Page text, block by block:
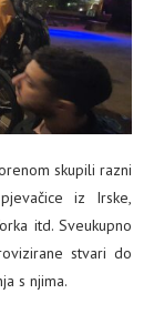
skupili razni
iz Irske,
itd. Sveukupno
stvari do
s njima.